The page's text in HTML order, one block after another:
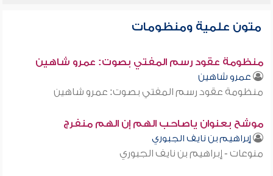
متون علمية ومنظومات
منظومة عقود رسم المفتي بصوت: عمرو شاهين
عمرو شاهين
منظومة عقود رسم المفتي بصوت: عمرو شاهين
موشح بعنوان ياصاحب الهم إن الهم منفرج
إبراهيم بن نايف الجبوري
منوعات - إبراهيم بن نايف الجبوري